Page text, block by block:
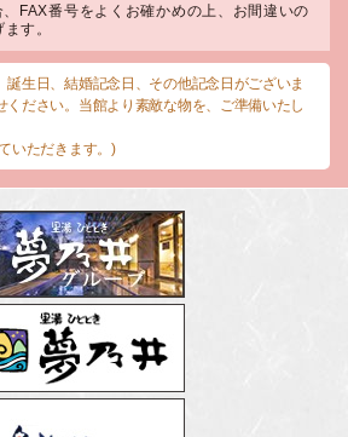
FAX番号をよくお確かめの上、お間違いの
す。
誕生日、結婚記念日、その他記念日がございま
ください。当館より素敵な物を、ご準備いたし
いただきます。)